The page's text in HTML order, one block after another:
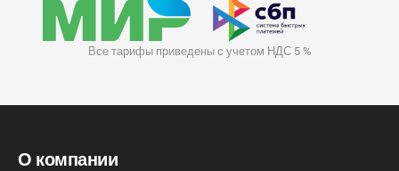
Все тарифы приведены с учетом НДС 5 %
О компании